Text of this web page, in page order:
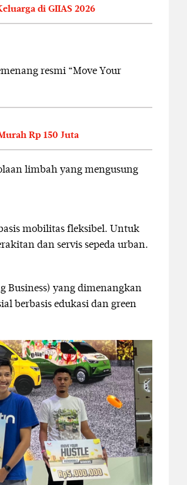
di GIIAS 2026
resmi “Move Your
Rp 150 Juta
limbah yang mengusung
mobilitas fleksibel. Untuk
dan servis sepeda urban.
Business) yang dimenangkan
berbasis edukasi dan green